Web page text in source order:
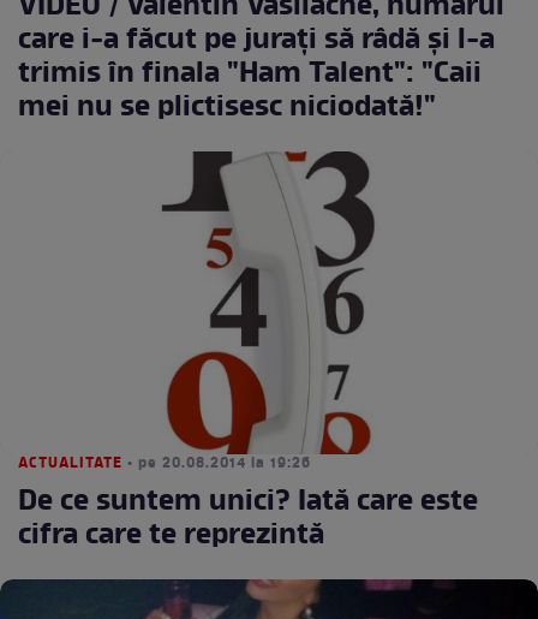
care i-a făcut pe juraţi să râdă şi l-a
trimis în finala "Ham Talent": "Caii
mei nu se plictisesc niciodată!"
ACTUALITATE • pe 20.08.2014 la 19:26
De ce suntem unici? Iată care este
cifra care te reprezintă